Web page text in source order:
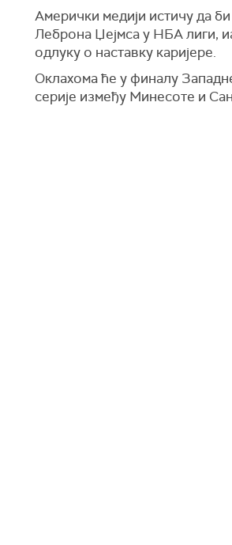
Амерички медији истичу да
Леброна Џејмса у НБА лиги,
одлуку о наставку каријере.
Оклахома ће у финалу
серије између Минесоте и